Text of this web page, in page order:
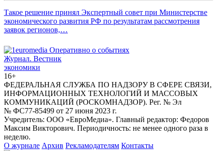
Такое решение принял Экспертный совет при Министерстве
экономического развития РФ по результатам рассмотрения
заявок регионов,…
Журнал. Вестник
экономики
16+
ФЕДЕРАЛЬНАЯ СЛУЖБА ПО НАДЗОРУ В СФЕРЕ СВЯЗИ,
ИНФОРМАЦИОННЫХ ТЕХНОЛОГИЙ И МАССОВЫХ
КОММУНИКАЦИЙ (РОСКОМНАДЗОР). Рег. № Эл
№ ФС77-85499 от 27 июня 2023 г.
Учредитель: ООО «ЕвроМедиа». Главный редактор: Федоров
Максим Викторович. Периодичность: не менее одного раза в
неделю.
О журнале Архив Рекламодателям Контакты